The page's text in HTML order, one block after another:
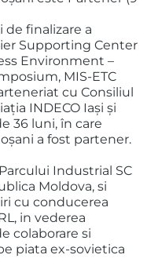
de finalizare a
Supporting Center
Environment –
MIS-ETC
cu Consiliul
INDECO Iași și
36 luni, în care
a fost partener.
Industrial SC
Moldova, si
cu conducerea
in vederea
colaborare si
piata ex-sovietica